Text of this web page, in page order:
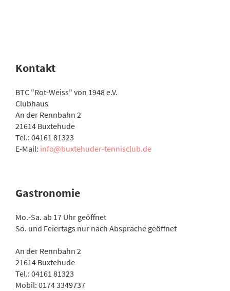
Kontakt
BTC "Rot-Weiss" von 1948 e.V.
Clubhaus
An der Rennbahn 2
21614 Buxtehude
Tel.: 04161 81323
E-Mail: info@buxtehuder-tennisclub.de
Gastronomie
Mo.-Sa. ab 17 Uhr geöffnet
So. und Feiertags nur nach Absprache geöffnet
An der Rennbahn 2
21614 Buxtehude
Tel.: 04161 81323
Mobil: 0174 3349737